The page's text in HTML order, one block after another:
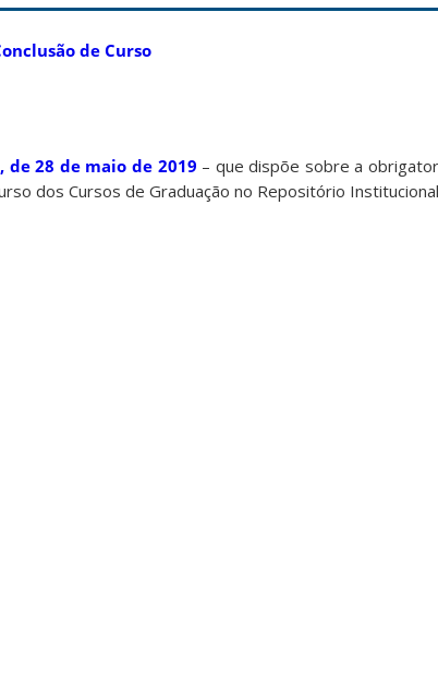
de Curso
de 28 de maio de 2019 – que dispõe sobre a
dos Cursos de Graduação no Repositório Institucional